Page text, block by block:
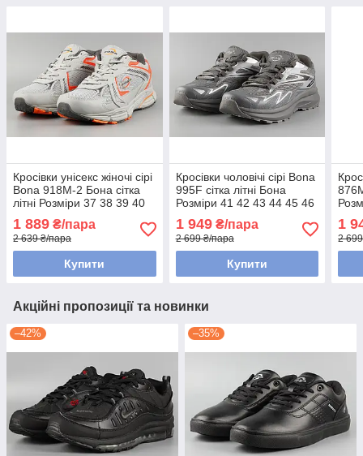
Кросівки унісекс жіночі сірі
Bona 918M-2 Бона сітка
літні Розміри 37 38 39 40
1 889 ₴/пара
2 639 ₴/пара
Купити
Кросівки чоловічі сірі Bona
995F сітка літні Бона
Розміри 41 42 43 44 45 46
1 949₴/пара
2 699 ₴/пара
Купити
1
2
Акційні пропозиції та новинки
–42% –35%